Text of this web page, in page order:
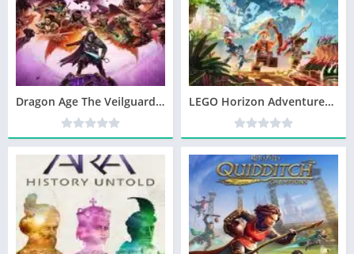
Dragon Age The Veilguard Télécharger jeu PC LEGO Horizon Adventures Télécharger jeu PC